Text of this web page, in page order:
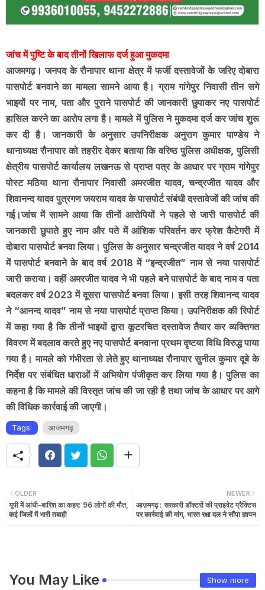
जांच में पुष्टि के बाद तीनों खिलाफ दर्ज हुआ मुकदमा
आजमगढ़। जनपद के रौनापार थाना क्षेत्र में फर्जी दस्तावेजों के जरिए दोबारा
पासपोर्ट बनवाने का मामला सामने आया है। ग्राम गांगेपुर निवासी तीन सगे
भाइयों पर नाम, पता और पुराने पासपोर्ट की जानकारी छुपाकर नए पासपोर्ट
हासिल करने का आरोप लगा है। मामले में पुलिस ने मुकदमा दर्ज कर जांच शुरू
कर दी है। जानकारी के अनुसार उपनिरीक्षक अनुराग कुमार पाण्डेय ने
थानाध्यक्ष रौनापार को तहरीर देकर बताया कि वरिष्ठ पुलिस अधीक्षक, पुलिसी
क्षेत्रीय पासपोर्ट कार्यालय लखनऊ से प्राप्त पत्र के आधार पर ग्राम गांगेपुर
पोस्ट मठिया थाना रौनापार निवासी अमरजीत यादव, चन्द्रजीत यादव और
शिवानन्द यादव पुत्रगण जयराम यादव के पासपोर्ट संबंधी दस्तावेजों की जांच की
गई।जांच में सामने आया कि तीनों आरोपियों ने पहले से जारी पासपोर्ट की
जानकारी छुपाते हुए नाम और पते में आंशिक परिवर्तन कर फ्रेश कैटेगरी में
दोबारा पासपोर्ट बनवा लिया। पुलिस के अनुसार चन्द्रजीत यादव ने वर्ष 2014
में पासपोर्ट बनवाने के बाद वर्ष 2018 में “इन्द्रजीत” नाम से नया पासपोर्ट
जारी कराया। वहीं अमरजीत यादव ने भी पहले बने पासपोर्ट के बाद नाम व पता
बदलकर वर्ष 2023 में दूसरा पासपोर्ट बनवा लिया। इसी तरह शिवानन्द यादव
ने “आनन्द यादव” नाम से नया पासपोर्ट प्राप्त किया। उपनिरीक्षक की रिपोर्ट
में कहा गया है कि तीनों भाइयों द्वारा कूटरचित दस्तावेज तैयार कर व्यक्तिगत
विवरण में बदलाव करते हुए नए पासपोर्ट बनवाना प्रथम दृष्टया विधि विरुद्ध पाया
गया है। मामले को गंभीरता से लेते हुए थानाध्यक्ष रौनापार सुनील कुमार दूबे के
निर्देश पर संबंधित धाराओं में अभियोग पंजीकृत कर लिया गया है। पुलिस का
कहना है कि मामले की विस्तृत जांच की जा रही है तथा जांच के आधार पर आगे
की विधिक कार्रवाई की जाएगी।
Tags: आजमगढ़
NEWER
आज़मगढ़ : सरकारी डॉक्टरों की प्राइवेट प्रैक्टिस
पर कार्रवाई की मांग, भारत रक्षा दल ने सौंपा ज्ञापन
OLDER
यूपी में आंधी-बारिश का कहर: 96 लोगों की मौत,
कई जिलों में भारी तबाही
You May Like Show more